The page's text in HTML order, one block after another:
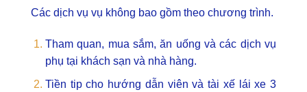
Các dịch vụ vụ không bao gồm theo chương trình.
Tham quan, mua sắm, ăn uống và các dịch vụ
phụ tại khách sạn và nhà hàng.
Tiền tip cho hướng dẫn viên và tài xế lái xe 3